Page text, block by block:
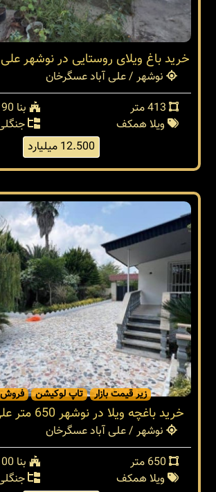
خرید باغ ویلای روستایی در نوشهر
نوشهر / علی آباد عسگرخان
بنا 90 متر
ویلا همکف
12.500 میلیارد
زیر قیمت بازار تاپ لوکیشن
خرید باغچه ویلا در نوشهر 650 متر علی آباد نوشهر
نوشهر / علی آباد عسگرخان
بنا 100 متر
ویلا همکف